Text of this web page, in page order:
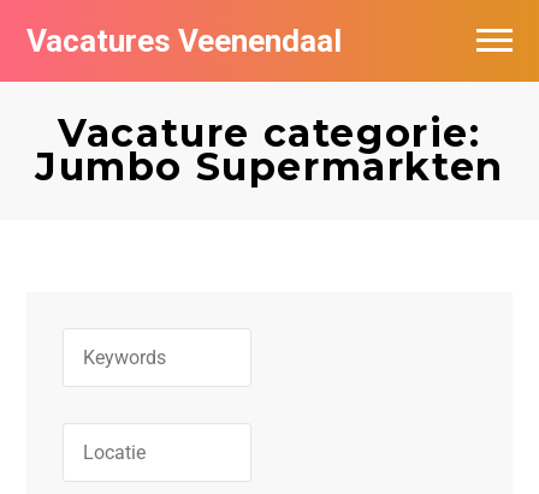
Vacatures Veenendaal
Vacature categorie:
Jumbo Supermarkten
Vacatures per bedrijf in Veendaal